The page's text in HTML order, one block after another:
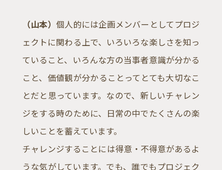
（山本）個人的には企画メンバーとしてプロジ
ェクトに関わる上で、いろいろな楽しさを知っ
ていること、いろんな方の当事者意識が分かる
こと、価値観が分かることってとても大切なこ
とだと思っています。なので、新しいチャレン
ジをする時のために、日常の中でたくさんの楽
しいことを蓄えています。
チャレンジすることには得意・不得意があるよ
うな気がしています。でも、誰でもプロジェク